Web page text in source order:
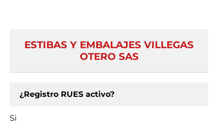
ESTIBAS Y EMBALAJES VILLEGAS
OTERO SAS
¿Registro RUES activo?
Si